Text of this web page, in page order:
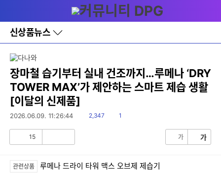
와
홈
신상품뉴스
바
로
레
이
어
창
토
글
장마철 습기부터 실내 건조까지…루메나 ‘DRY
TOWER MAX’가 제안하는 스마트 제습 생활
[이달의 신제품]
2026.06.09. 11:26:44
읽
2,347
댓1
15 가 가
관련상품 루메나 드라이 타워 맥스 오브제 제습기